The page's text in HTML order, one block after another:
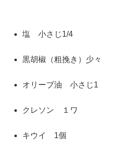
塩 小さじ1/4
黒胡椒（粗挽き）少々
オリーブ油 小さじ1
クレソン １ワ
キウイ 1個